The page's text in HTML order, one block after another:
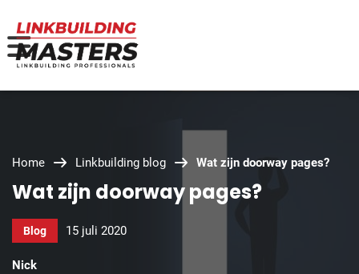
Home Linkbuilding blog Wat zijn doorway pages?
Wat zijn doorway pages?
Blog 15 juli 2020
Nick